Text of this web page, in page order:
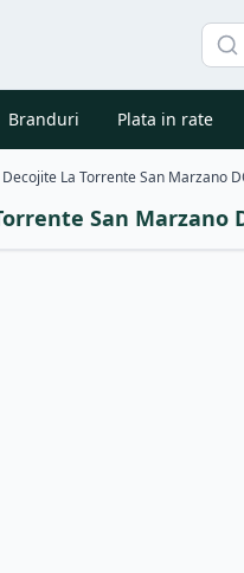
Branduri Plata in rate
Decojite La Torrente San Marzano
San Marzano